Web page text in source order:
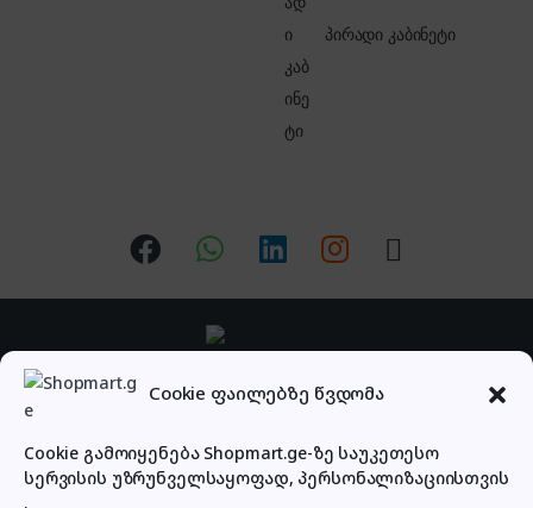
Cookie ფაილებზე წვდომა
Cookie გამოიყენება Shopmart.ge-ზე საუკეთესო
სერვისის უზრუნველსაყოფად, პერსონალიზაციისთვის
.
პირადი კაბინეტი
გაქვს შეკითხვა?
დაგვირეკე ან მოგვწერე!